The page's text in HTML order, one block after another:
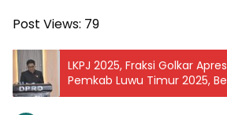
Post Views: 79
LKPJ 2025, Fraksi Golkar
Pemkab Luwu Timur 2025,
Catatan Evaluasi